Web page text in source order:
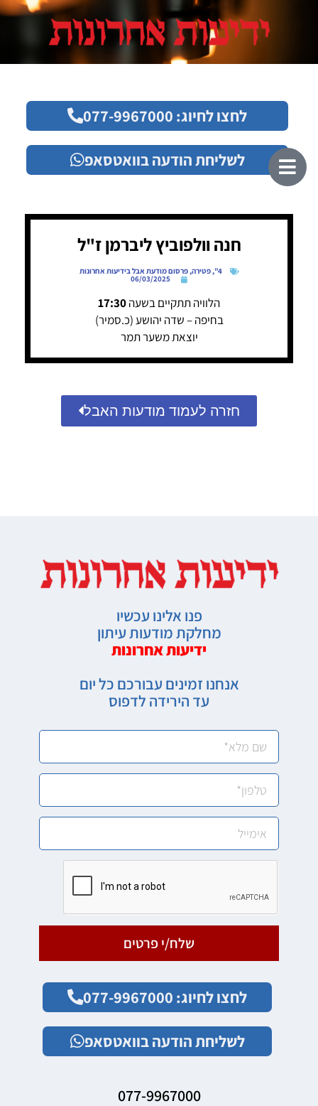
לחצו לחיוג: 077-9967000
לשליחת הודעה בוואטסאפ
חנה וולפוביץ ליברמן ז"ל
4"
,פטירה,פרסום מודעת אבל בידיעות אחרונות
06/03/2025
הלוויה תתקיים בשעה17:30
בחיפה – שדה יהושע (כ.סמיר)
יוצאת משער תמר
חזרה לעמוד מודעות האבל
פנו אלינו עכשיו
מחלקת מודעות עיתון
ידיעות אחרונות
אנחנו זמינים עבורכם כל יום
עד הירידה לדפוס
שלח/י פרטים
לחצו לחיוג: 077-9967000
לשליחת הודעה בוואטסאפ
077-9967000